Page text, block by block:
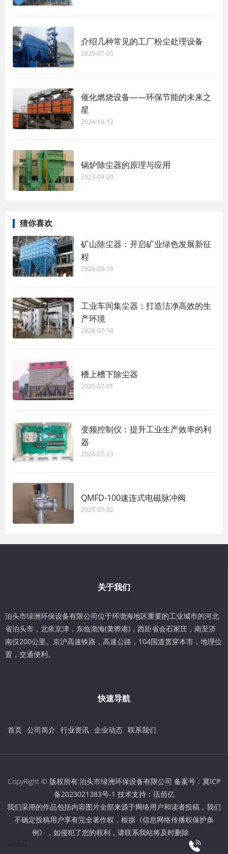
介绍几种常见的工厂粉尘处理设备
2025-07-05
催化燃烧设备——环保节能的未来之
星
2024-10-12
锅炉除尘器的原理与应用
2023-09-20
猜你喜欢
矿山除尘器：开启矿业绿色发展新征
程
2026-03-19
工业车间集尘器：打造洁净高效的生
产环境
2026-07-10
槽上槽下除尘器
2025-07-01
变频控制仪：提升工业生产效率的利
器
2024-07-23
QMFD-100速连式电磁脉冲阀
2025-07-02
关于我们
泊头市绿洲环保设备有限公司位于环渤海地区重要的工业城市的河北
省泊头市，北依京津，东临渤海(黄骅港)，西距省会石家庄，南至济
南仅200公里。京沪高速铁路，高速公路，104国道贯穿本市，地理位
置，交通便利。
快速导航
首页 公司简介 行业资讯 企业动态 联系我们
CopyRight © 版权所有:泊头市绿洲环保设备有限公司 备案号： 冀ICP
备2023021383号-1 技术支持： 伍佰亿
我们采用的作品包括内容图片全部来源于网络用户和读者投稿，我们
不确定投稿用户享有完全著作权，根据《信息网络传播权保护条
例》，如侵犯了您的权利，请联系我站将及时删除。